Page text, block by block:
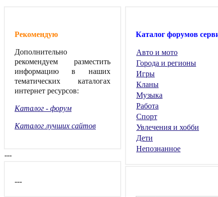
Рекомендую
Дополнительно
рекомендуем разместить
информацию в наших
тематических каталогах
интернет ресурсов:
Каталог - форум
Каталог лучших сайтов
---
---
Каталог форумов
Авто и мото
Города и регионы
Игры
Кланы
Музыка
Работа
Спорт
Увлечения и хобби
Дети
Непознанное